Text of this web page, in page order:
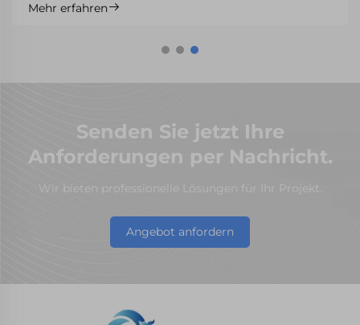
Mehr erfahren
Senden Sie jetzt Ihre
Anforderungen per Nachricht.
Wir bieten professionelle Lösungen für Ihr Projekt.
Angebot anfordern